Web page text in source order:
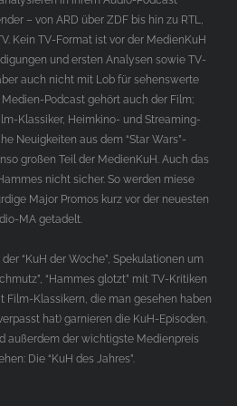
– von ARD über ZDF bis hin zu RTL,
Kein TV-Format ist vor der MedienKuH
und ersten Analysen sowie TV-
auch nicht mit Lob für sehenswerte
Podcast gehört auch der Film;
Klassiker, Heimkino- und Streaming-
Neuigkeiten aus dem “Star Wars”-
großen Teil der MedienKuH. Auch das
nicht sicher. So werden miese
Major Promos kurz vor der neuesten
MA getadelt.
“KuH der Woche”, Spekulationen um
“Hammes glotzt” mit TV-Kritiken
Film-Klassikern, die man gesehen haben
hat) garnieren die KuH-Episoden.
außerdem der wichtigste Medienpreis
Die “KuH des Jahres”.